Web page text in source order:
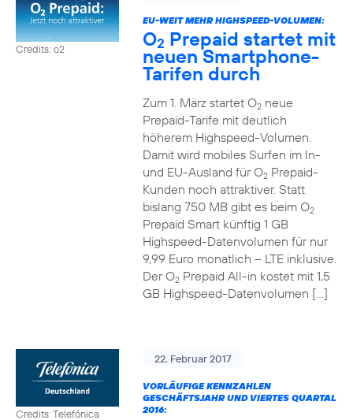
Credits: o2
EU-WEIT MEHR HIGHSPEED-VOLUMEN:
O2 Prepaid startet mit
neuen Smartphone-
Tarifen durch
Zum 1. März startet O2neue
Prepaid-Tarife mit deutlich
höherem Highspeed-Volumen.
Damit wird mobiles Surfen im In-
und EU-Ausland für O2Prepaid-
Kunden noch attraktiver. Statt
bislang 750 MB gibt es beim O2
Prepaid Smart künftig 1 GB
Highspeed-Datenvolumen für nur
9,99 Euro monatlich – LTE inklusive.
Der O2Prepaid All-in kostet mit 1,5
GB Highspeed-Datenvolumen […]
Credits: Telefónica
22. Februar 2017
VORLÄUFIGE KENNZAHLEN
GESCHÄFTSJAHR UND VIERTES QUARTAL
2016: